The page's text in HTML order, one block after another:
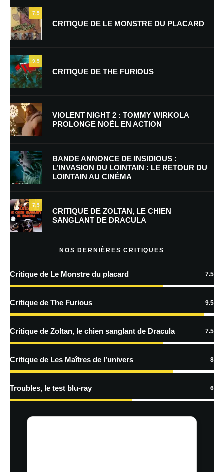
Nom*
E-mail *
Enregistrer mon nom, mon e-mail et mon site dans le navigateur pour
mon prochain commentaire.
Prévenez-moi de tous les nouveaux commentaires par e-mail.
Prévenez-moi de tous les nouveaux articles par e-mail.
En savoir
traitées
7.5
CRITIQUE DE LE MONSTRE DU PLACARD
9.5
CRITIQUE DE THE FURIOUS
VIOLENT NIGHT 2 : TOMMY WIRKOLA
PROLONGE NOËL EN ACTION
BANDE ANNONCE DE INSIDIOUS :
L’INVASION DU LOINTAIN : LE RETOUR DU
LOINTAIN AU CINÉMA
7.5
CRITIQUE DE ZOLTAN, LE CHIEN
SANGLANT DE DRACULA
NOS DERNIÈRES CRITIQUES
Critique de Le Monstre du placard 7.5
Critique de The Furious 9.5
Critique de Zoltan, le chien sanglant de Dracula 7.5
Critique de Les Maîtres de l’univers 8
Troubles, le test blu-ray 6